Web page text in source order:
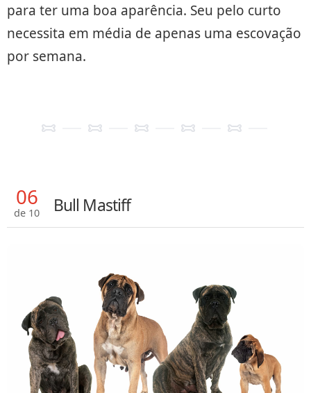
para ter uma boa aparência. Seu pelo curto
necessita em média de apenas uma escovação
por semana.
06
de 10 Bull Mastiff